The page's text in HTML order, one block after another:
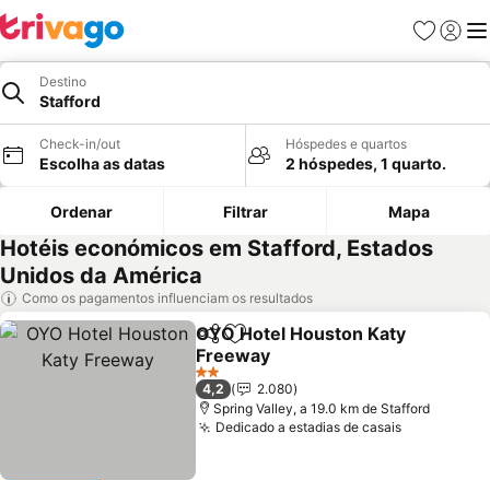
Favoritos
Iniciar
Destino
Stafford
Check-in/out
Escolha as datas
Hóspedes e quartos
2 hóspedes, 1 quarto.
Ordenar Filtrar Mapa
Hotéis económicos em Stafford, Estados
Unidos da América
Como os pagamentos influenciam os resultados
PartilharAdicionar aos favoritos
OYO Hotel Houston Katy
Freeway
Ver preços
2 Estrelas
4,2
2.080
Spring Valley, a 19.0 km de Stafford
Dedicado a estadias de casaisVer preços